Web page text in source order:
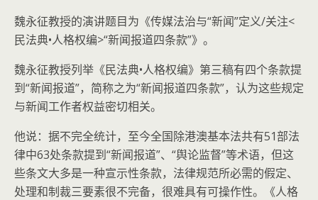
魏永征教授的演讲题目为《传媒法治与“新闻”定义/关注<
民法典•人格权编>“新闻报道四条款”》。
魏永征教授列举《民法典•人格权编》第三稿有四个条款提
到“新闻报道”，简称之为“新闻报道四条款”，认为这些规定
与新闻工作者权益密切相关。
他说：据不完全统计，至今全国除港澳基本法共有51部法
律中63处条款提到“新闻报道”、“舆论监督”等术语，但这
些条文大多是一种宣示性条款，法律规范所必需的假定、
处理和制裁三要素很不完备，很难具有可操作性。《人格